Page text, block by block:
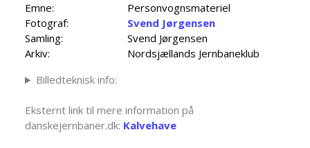
Emne:
Personvognsmateriel
Fotograf:
Svend Jørgensen
Samling:
Svend Jørgensen
Arkiv:
Nordsjællands Jernbaneklub
Billedteknisk info:
Eksternt link til mere information på
danskejernbaner.dk: Kalvehave